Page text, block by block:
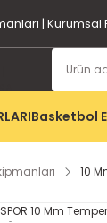
| Kurumsal
Basketbol
10